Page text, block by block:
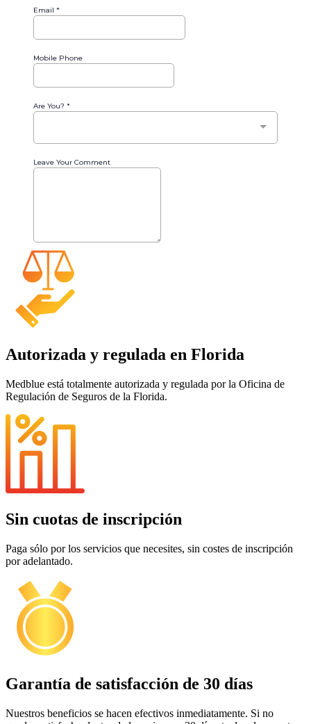
Autorizada y regulada en Florida
Medblue está totalmente autorizada y regulada por la Oficina de
Regulación de Seguros de la Florida.
Sin cuotas de inscripción
Paga sólo por los servicios que necesites, sin costes de inscripción
por adelantado.
Garantía de satisfacción de 30 días
Nuestros beneficios se hacen efectivos inmediatamente. Si no